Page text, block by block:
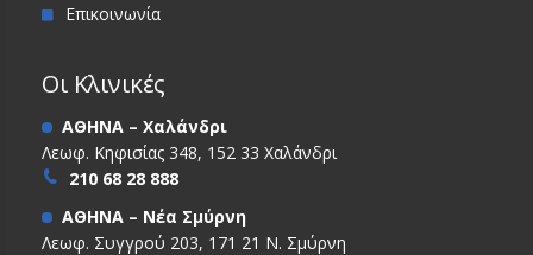
Επικοινωνία
Οι Κλινικές
ΑΘΗΝΑ – Χαλάνδρι
Λεωφ. Κηφισίας 348, 152 33 Χαλάνδρι
210 68 28 888
ΑΘΗΝΑ – Νέα Σμύρνη
Λεωφ. Συγγρού 203, 171 21 Ν. Σμύρνη